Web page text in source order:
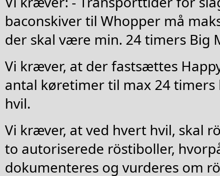
baconskiver til Whopper må
der skal være min. 24 timers Big
Vi kræver, at der fastsættes
antal køretimer til max 24
hvil.
Vi kræver, at ved hvert hvil, skal
to autoriserede röstiboller,
dokumenteres og vurderes om